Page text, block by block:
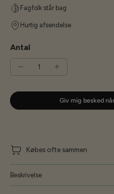
Fagfolk står bag
Hurtig afsendelse
Antal
Giv mig besked
Købes ofte sammen
Beskrivelse